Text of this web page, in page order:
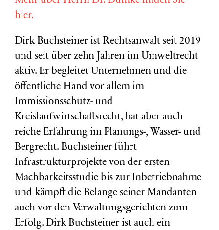
hier.
Dirk Buchsteiner ist Rechtsanwalt seit 2019
und seit über zehn Jahren im Umweltrecht
aktiv. Er begleitet Unternehmen und die
öffentliche Hand vor allem im
Immissionsschutz- und
Kreislaufwirtschaftsrecht, hat aber auch
reiche Erfahrung im Planungs-, Wasser- und
Bergrecht. Buchsteiner führt
Infrastrukturprojekte von der ersten
Machbarkeitsstudie bis zur Inbetriebnahme
und kämpft die Belange seiner Mandanten
auch vor den Verwaltungsgerichten zum
Erfolg. Dirk Buchsteiner ist auch ein